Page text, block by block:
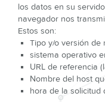
los datos en su
navegador nos
Estos son:
Tipo y/o versión de
sistema operativo
URL de referencia
Nombre del host
hora de la solicitud